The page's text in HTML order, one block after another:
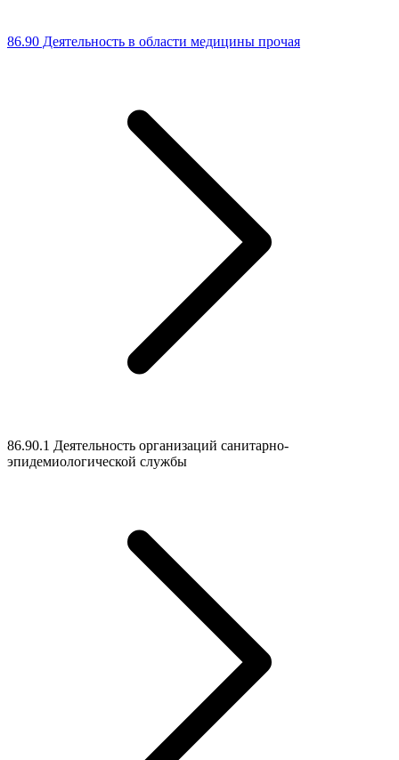
86.90 Деятельность в области медицины прочая
86.90.1 Деятельность организаций санитарно-
эпидемиологической службы